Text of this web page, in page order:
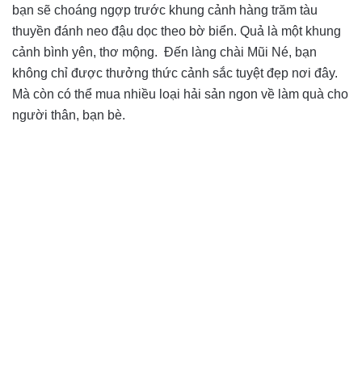
bạn sẽ choáng ngợp trước khung cảnh hàng trăm tàu
thuyền đánh neo đậu dọc theo bờ biển. Quả là một khung
cảnh bình yên, thơ mộng. Đến làng chài Mũi Né, bạn
không chỉ được thưởng thức cảnh sắc tuyệt đẹp nơi đây.
Mà còn có thể mua nhiều loại hải sản ngon về làm quà cho
người thân, bạn bè.